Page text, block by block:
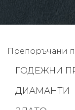
Препоръчани
ГОДЕЖНИ
ДИАМАНТИ